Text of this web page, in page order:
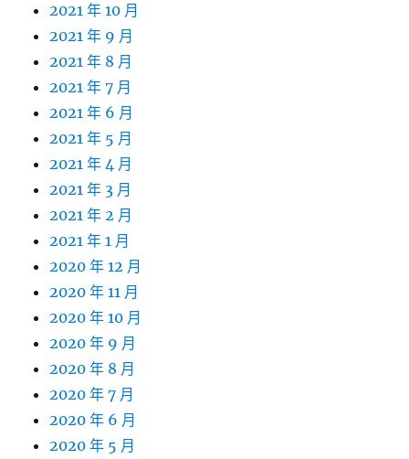
2021 年 10 月
2021 年 9 月
2021 年 8 月
2021 年 7 月
2021 年 6 月
2021 年 5 月
2021 年 4 月
2021 年 3 月
2021 年 2 月
2021 年 1 月
2020 年 12 月
2020 年 11 月
2020 年 10 月
2020 年 9 月
2020 年 8 月
2020 年 7 月
2020 年 6 月
2020 年 5 月